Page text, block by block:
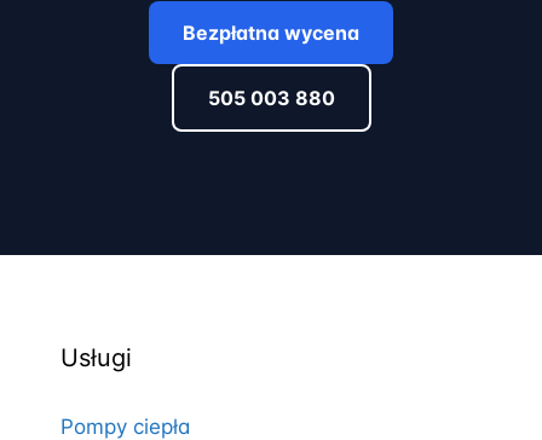
Bezpłatna wycena
505 003 880
Usługi
Pompy ciepła